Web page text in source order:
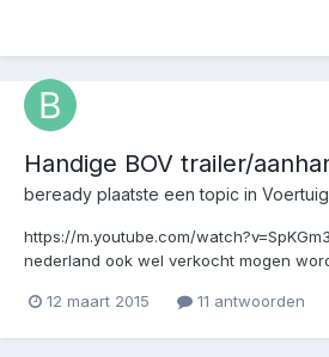
Handige BOV trailer/
beready plaatste een topic in
https://m.youtube.com/
nederland ook wel verkocht mogen
12 maart 2015 11 antwoorden